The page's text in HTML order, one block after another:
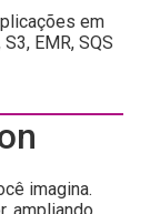
em
EMR, SQS
imagina.